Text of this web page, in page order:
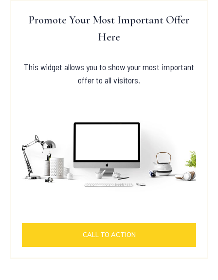
Promote Your Most Important Offer
Here
This widget allows you to show your most important
offer to all visitors.
CALL TO ACTION